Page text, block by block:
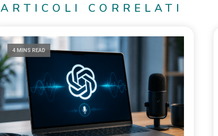
ARTICOLI CORRELATI
4 MINS READ